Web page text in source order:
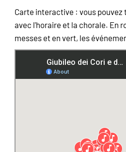
Carte interactive : vous pouvez
avec l'horaire et la chorale. En
messes et en vert, les